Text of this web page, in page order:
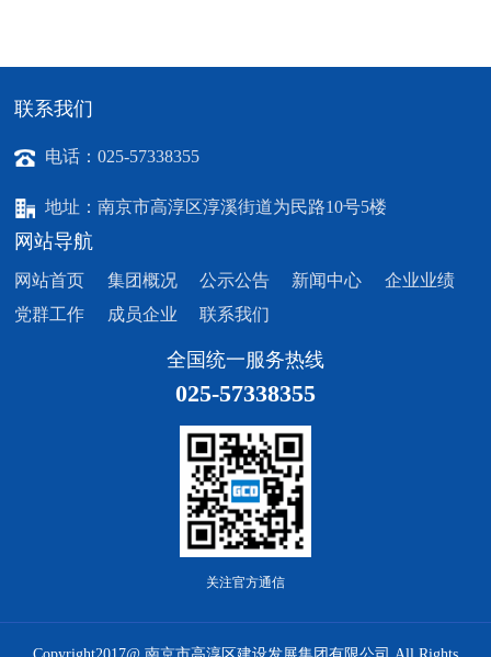
联系我们
电话：025-57338355
地址：南京市高淳区淳溪街道为民路10号5楼
网站导航
网站首页 集团概况 公示公告 新闻中心
企业业绩
党群工作
成员企业 联系我们
全国统一服务热线
025-57338355
关注官方通信